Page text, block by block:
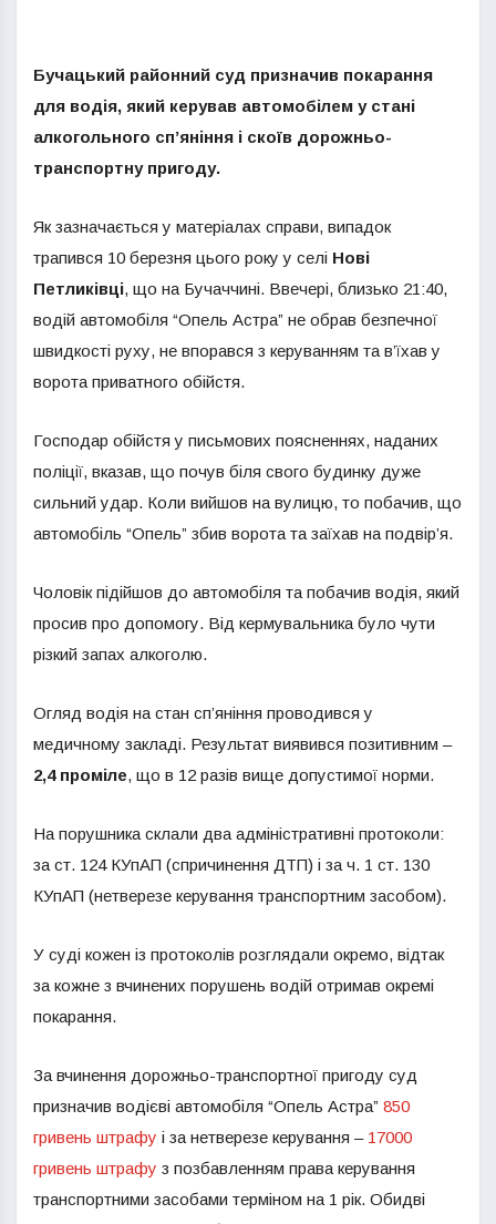
Бучацький районний суд призначив покарання
для водія, який керував автомобілем у стані
алкогольного сп’яніння і скоїв дорожньо-
транспортну пригоду.
Як зазначається у матеріалах справи, випадок
трапився 10 березня цього року у селі Нові
Петликівці, що на Бучаччині. Ввечері, близько 21:40,
водій автомобіля “Опель Астра” не обрав безпечної
швидкості руху, не впорався з керуванням та в’їхав у
ворота приватного обійстя.
Господар обійстя у письмових поясненнях, наданих
поліції, вказав, що почув біля свого будинку дуже
сильний удар. Коли вийшов на вулицю, то побачив, що
автомобіль “Опель” збив ворота та заїхав на подвір’я.
Чоловік підійшов до автомобіля та побачив водія, який
просив про допомогу. Від кермувальника було чути
різкий запах алкоголю.
Огляд водія на стан сп’яніння проводився у
медичному закладі. Результат виявився позитивним –
2,4 проміле, що в 12 разів вище допустимої норми.
На порушника склали два адміністративні протоколи:
за ст. 124 КУпАП (спричинення ДТП) і за ч. 1 ст. 130
КУпАП (нетверезе керування транспортним засобом).
У суді кожен із протоколів розглядали окремо, відтак
за кожне з вчинених порушень водій отримав окремі
покарання.
За вчинення дорожньо-транспортної пригоду суд
призначив водієві автомобіля “Опель Астра” 850
гривень штрафу і за нетверезе керування – 17000
гривень штрафу з позбавленням права керування
транспортними засобами терміном на 1 рік. Обидві